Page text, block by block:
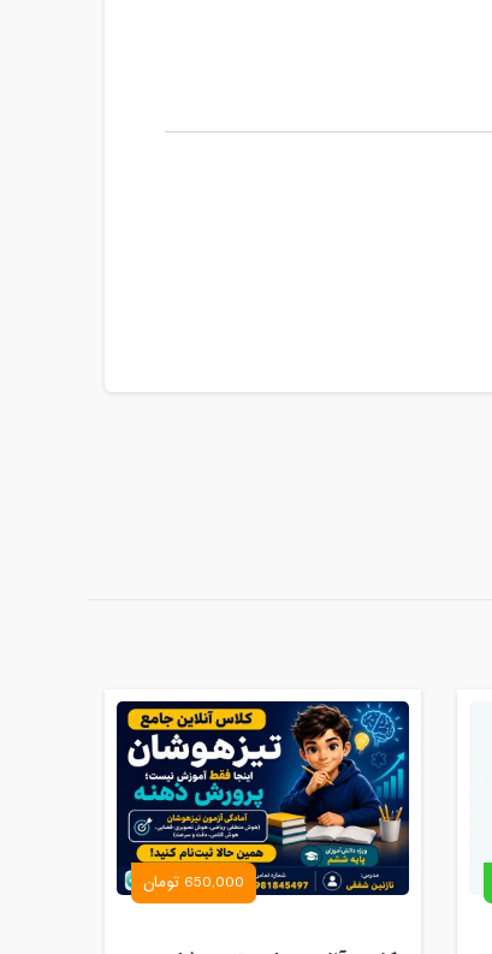
650,000 تومان